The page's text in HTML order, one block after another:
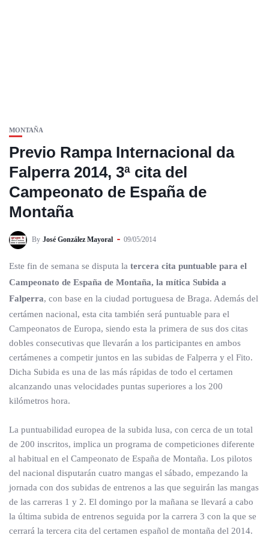
MONTAÑA
Previo Rampa Internacional da
Falperra 2014, 3ª cita del
Campeonato de España de
Montaña
By José González Mayoral 09/05/2014
Este fin de semana se disputa la tercera cita puntuable para el
Campeonato de España de Montaña, la mítica Subida a
Falperra, con base en la ciudad portuguesa de Braga. Además del
certámen nacional, esta cita también será puntuable para el
Campeonatos de Europa, siendo esta la primera de sus dos citas
dobles consecutivas que llevarán a los participantes en ambos
certámenes a competir juntos en las subidas de Falperra y el Fito.
Dicha Subida es una de las más rápidas de todo el certamen
alcanzando unas velocidades puntas superiores a los 200
kilómetros hora.
La puntuabilidad europea de la subida lusa, con cerca de un total
de 200 inscritos, implica un programa de competiciones diferente
al habitual en el Campeonato de España de Montaña. Los pilotos
del nacional disputarán cuatro mangas el sábado, empezando la
jornada con dos subidas de entrenos a las que seguirán las mangas
de las carreras 1 y 2. El domingo por la mañana se llevará a cabo
la última subida de entrenos seguida por la carrera 3 con la que se
cerrará la tercera cita del certamen español de montaña del 2014.